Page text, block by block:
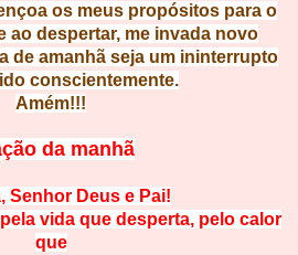
os meus propósitos para o
ao despertar, me invada novo
de amanhã seja um ininterrupto
conscientemente.
Amém!!!
da manhã
Senhor Deus e Pai!
vida que desperta, pelo calor
que